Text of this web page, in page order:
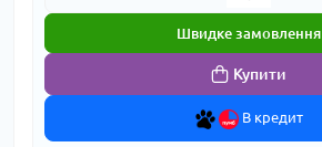
Купити
В кредит
Швидке замовлення